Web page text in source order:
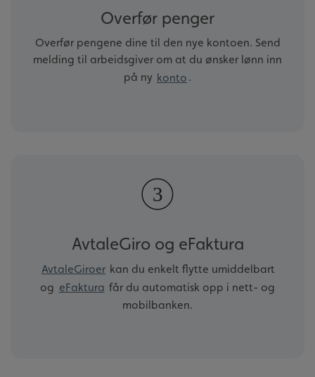
Overfør penger
Overfør pengene dine til den nye kontoen. Send
melding til arbeidsgiver om at du ønsker lønn inn
på ny konto .
AvtaleGiro og eFaktura
AvtaleGiroer kan du enkelt flytte umiddelbart
og eFaktura får du automatisk opp i nett- og
mobilbanken.